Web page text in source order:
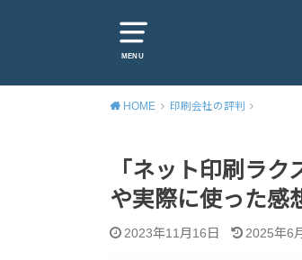
MENU
HOME 印刷会社の評判
「ネット印刷ラ
や実際に使った感
2023年11月16日 2025年6